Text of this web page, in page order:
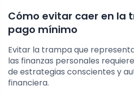
Cómo evitar caer en la
pago mínimo
Evitar la trampa que
las finanzas personales
de estrategias conscientes y
financiera.